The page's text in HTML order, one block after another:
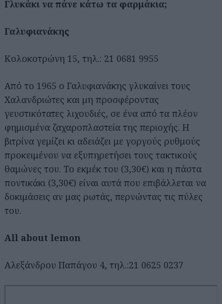
Γλυκάκι να πάνε κάτω τα φαρμάκια;
Γαλυφιανάκης
Κολοκοτρώνη 15, τηλ.: 21 0681 9955
Από το 1965 ο Γαλυφιανάκης γλυκαίνει τους
Χαλανδριώτες και μη προσφέροντας
γευστικότατες λιχουδιές, σε ένα από τα πλέον
φημισμένα ζαχαροπλαστεία της περιοχής. Η
βιτρίνα γεμίζει κι αδειάζει με γοργούς ρυθμούς
προκειμένου να εξυπηρετήσει τους τακτικούς
θαμώνες του. To εκμέκ του (3,30€) και η πάστα
ποντικάκι (3,30€) είναι αυτά που επιβάλλεται να
δοκιμάσεις αν μας ρωτάς, περνώντας τις πύλες
του.
Αll about lemon
Αλεξάνδρου Παπάγου 4, τηλ.:21 0625 0237